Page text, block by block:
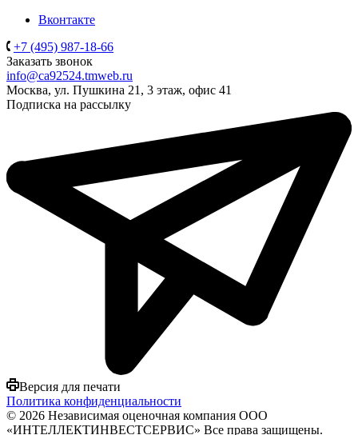
Вконтакте
+7 (495) 987-18-66
Заказать звонок
info@ca92524.tmweb.ru
Москва, ул. Пушкина 21, 3 этаж, офис 41
Подписка на рассылку
Версия для печати
Политика конфиденциальности
© 2026 Независимая оценочная компания ООО
«ИНТЕЛЛЕКТИНВЕСТСЕРВИС» Все права защищены.